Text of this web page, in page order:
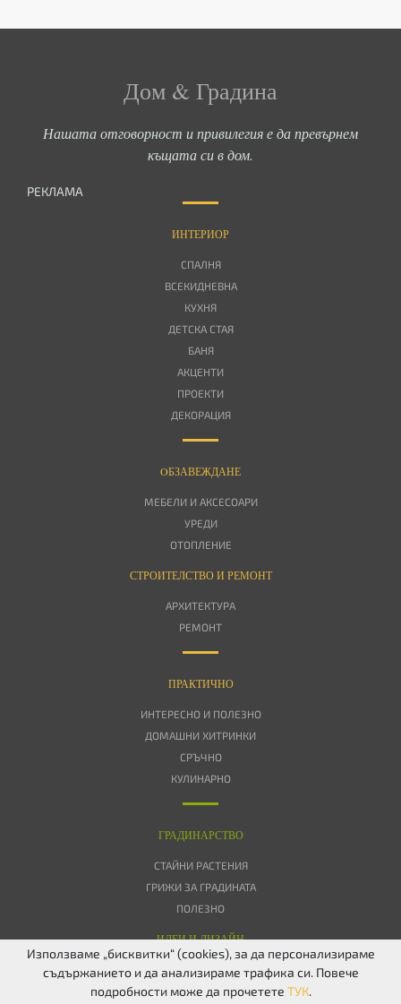
Дом & Градина
Нашата отговорност и привилегия е да превърнем
къщата си в дом.
РЕКЛАМА
ИНТЕРИОР
СПАЛНЯ
ВСЕКИДНЕВНА
КУХНЯ
ДЕТСКА СТАЯ
БАНЯ
АКЦЕНТИ
ПРОЕКТИ
ДЕКОРАЦИЯ
OБЗАВЕЖДАНЕ
МЕБЕЛИ И АКСЕСОАРИ
УРЕДИ
ОТОПЛЕНИЕ
СТРОИТЕЛСТВО И РЕМОНТ
АРХИТЕКТУРА
РЕМОНТ
ПРАКТИЧНО
ИНТЕРЕСНО И ПОЛЕЗНО
ДОМАШНИ ХИТРИНКИ
СРЪЧНО
КУЛИНАРНО
ГРАДИНАРСТВО
СТАЙНИ РАСТЕНИЯ
ГРИЖИ ЗА ГРАДИНАТА
ПОЛЕЗНО
ИДЕИ И ДИЗАЙН
ПОВЕРИТЕЛНОСТ БИСКВИТКИ КОНТАКТИ
Използваме „бисквитки“ (cookies), за да персонализираме
съдържанието и да анализираме трафика си. Повече
подробности може да прочетете ТУК.